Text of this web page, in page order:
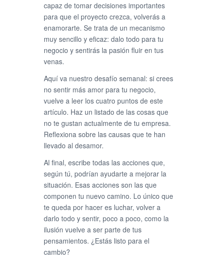
capaz de tomar decisiones importantes
para que el proyecto crezca, volverás a
enamorarte. Se trata de un mecanismo
muy sencillo y eficaz: dalo todo para tu
negocio y sentirás la pasión fluir en tus
venas.
Aquí va nuestro desafío semanal: si crees
no sentir más amor para tu negocio,
vuelve a leer los cuatro puntos de este
artículo. Haz un listado de las cosas que
no te gustan actualmente de tu empresa.
Reflexiona sobre las causas que te han
llevado al desamor.
Al final, escribe todas las acciones que,
según tú, podrían ayudarte a mejorar la
situación. Esas acciones son las que
componen tu nuevo camino. Lo único que
te queda por hacer es luchar, volver a
darlo todo y sentir, poco a poco, como la
ilusión vuelve a ser parte de tus
pensamientos. ¿Estás listo para el
cambio?